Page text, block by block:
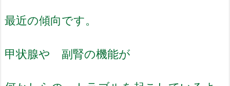
最近の傾向です。
甲状腺や 副腎の機能が